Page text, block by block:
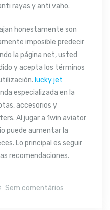
rayas y anti vaho.
honestamente son
imposible predecir
la página net, usted
y acepta los términos
lucky jet
especializada en la
accesorios y
Al jugar a 1win aviator
puede aumentar la
Lo principal es seguir
recomendaciones.
Sem comentários